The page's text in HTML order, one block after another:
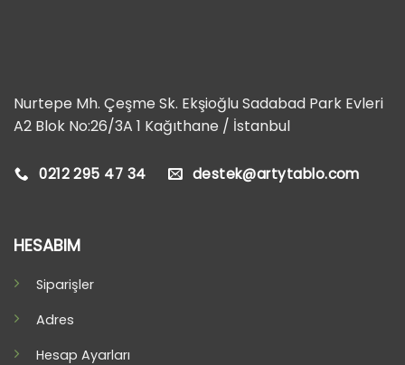
Nurtepe Mh. Çeşme Sk. Ekşioğlu Sadabad Park Evleri
A2 Blok No:26/3A 1 Kağıthane / İstanbul
0212 295 47 34 destek@artytablo.com
HESABIM
Siparişler
Adres
Hesap Ayarları